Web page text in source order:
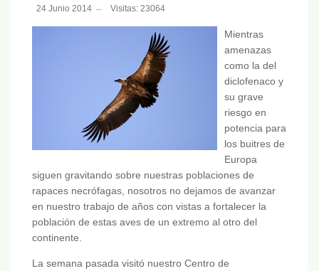
24 Junio 2014 Visitas: 23064
Mientras
amenazas
como la del
diclofenaco y
su grave
riesgo en
potencia para
los buitres de
Europa
siguen gravitando sobre nuestras poblaciones de
rapaces necrófagas, nosotros no dejamos de avanzar
en nuestro trabajo de años con vistas a fortalecer la
población de estas aves de un extremo al otro del
continente.
La semana pasada visitó nuestro Centro de